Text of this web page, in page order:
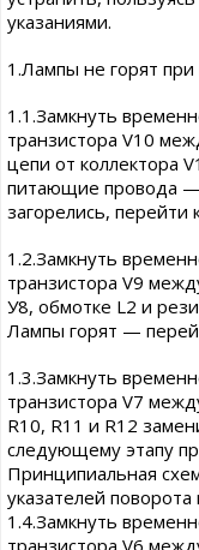
указаниями.
1.Лампы не горят
1.1.Замкнуть
транзистора V10
цепи от коллектора
питающие провода —
загорелись,
1.2.Замкнуть
транзистора V9
У8, обмотке L2 и
Лампы горят —
1.3.Замкнуть
транзистора V7
R10, R11 и R12
следующему этапу
Принципиальная
указателей
1.4.Замкнуть
транзистора V6